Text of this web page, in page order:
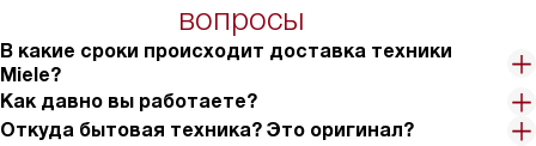
вопросы
В какие сроки происходит доставка техники
Miele?
Как давно вы работаете?
Откуда бытовая техника? Это оригинал?